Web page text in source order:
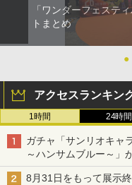
「ワンダーフェステ
トまとめ
●
アクセスランキン
1時間 24時間
ガチャ「サンリオキャ
～ハンサムブルー～」
ポチャッコやタキシー
8月31日をもって展示